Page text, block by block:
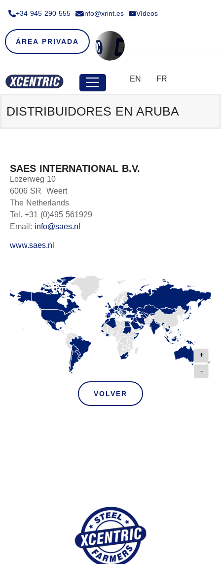
+34 945 290 555​ info@xrint.es Vídeos
ÁREA PRIVADA
EN FR
DISTRIBUIDORES EN ARUBA
SAES INTERNATIONAL B.V.
Lozerweg 10
6006 SR Weert
The Netherlands
Tel. +31 (0)495 561929
Email: info@saes.nl
www.saes.nl
+
-
VOLVER